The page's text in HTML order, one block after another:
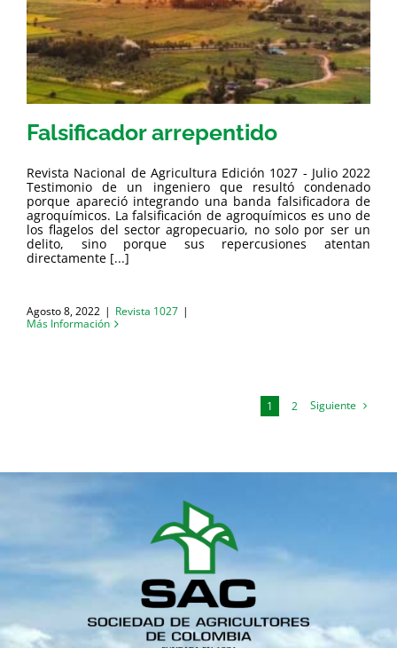
Falsificador arrepentido
Revista Nacional de Agricultura Edición 1027 - Julio 2022
Testimonio de un ingeniero que resultó condenado
porque apareció integrando una banda falsificadora de
agroquímicos. La falsificación de agroquímicos es uno de
los flagelos del sector agropecuario, no solo por ser un
delito, sino porque sus repercusiones atentan
directamente [...]
Agosto 8, 2022 | Revista 1027 |
Más Información
1 2 Siguiente